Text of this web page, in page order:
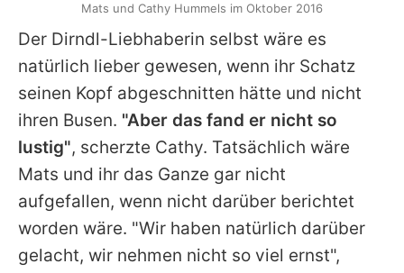
Der Dirndl-Liebhaberin selbst wäre es
natürlich lieber gewesen, wenn ihr Schatz
seinen Kopf abgeschnitten hätte und nicht
ihren Busen. "Aber das fand er nicht so
lustig", scherzte Cathy. Tatsächlich wäre
Mats und ihr das Ganze gar nicht
aufgefallen, wenn nicht darüber berichtet
worden wäre. "Wir haben natürlich darüber
gelacht, wir nehmen nicht so viel ernst",
Mats und Cathy Hummels im Oktober 2016